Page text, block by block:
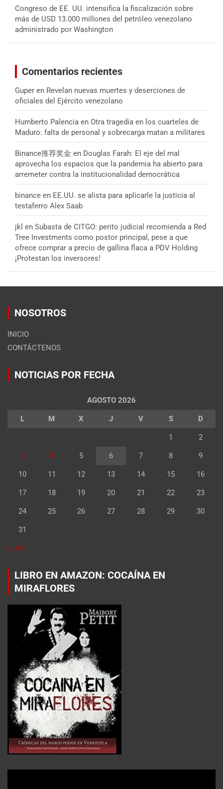
Congreso de EE. UU. intensifica la fiscalización sobre
más de USD 13.000 millones del petróleo venezolano
administrado por Washington
Comentarios recientes
Guper en Revelan nuevas muertes y deserciones de
oficiales del Ejército venezolano
Humberto Palencia en Otra tragedia en los cuarteles de
Maduro: falta de personal y sobrecarga matan a militares
Binance推荐奖金 en Douglas Farah: El eje del mal
aprovecha los espacios que la pandemia ha abierto para
arremeter contra la institucionalidad democrática
binance en EE.UU. se alista para aplicarle la justicia al
testaferro Alex Saab
jkl en Subasta de CITGO: perito judicial recomienda a Red
Tree Investments como postor principal, pese a que
ofrece comprar a precio de gallina flaca a PDV Holding
¡Protestan los inversores!
NOSOTROS
INICIO
CONTÁCTENOS
NOTICIAS POR FECHA
AGOSTO 2026
L M X J V S D
1 2
3 4 5 6 7 8 9
10 11 12 13 14 15 16
17 18 19 20 21 22 23
24 25 26 27 28 29 30
31
« Jul
LIBRO EN AMAZON: COCAÍNA EN
MIRAFLORES